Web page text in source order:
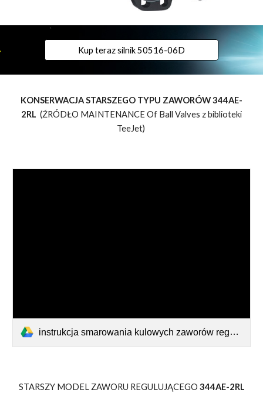
Kup teraz silnik 50516-06D
KONSERWACJA STARSZEGO TYPU ZAWORÓW 344AE-
2RL (ŹRÓDŁO MAINTENANCE Of Ball Valves z biblioteki
TeeJet)
instrukcja smarowania kulowych zaworów regulujących teejet z MAINTENANCE Of Ball Valves.pdf
STARSZY MODEL ZAWORU REGULUJĄCEGO 344AE-2RL